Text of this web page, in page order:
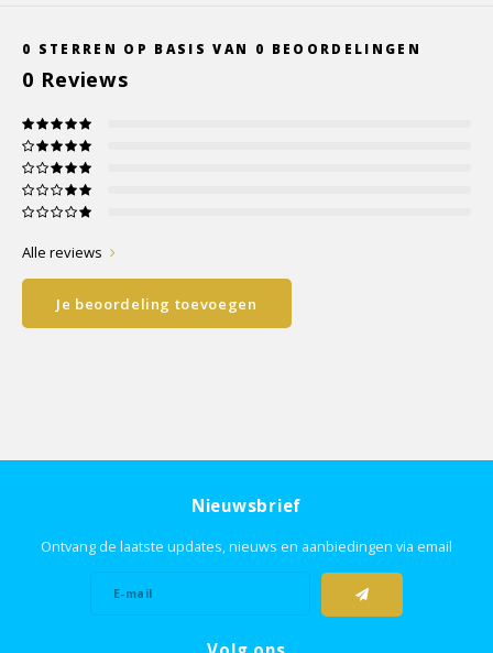
0 STERREN OP BASIS VAN 0 BEOORDELINGEN
0 Reviews
Alle reviews
Je beoordeling toevoegen
Nieuwsbrief
Ontvang de laatste updates, nieuws en aanbiedingen via email